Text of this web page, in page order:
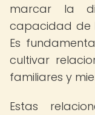
marcar la
capacidad de
Es
cultivar
familiares y
Estas